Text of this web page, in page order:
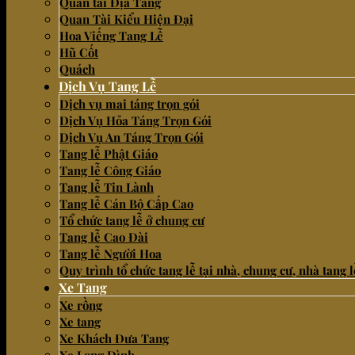
Quan Tài Kiểu Hiện Đại
Hoa Viếng Tang Lễ
Hũ Cốt
Quách
Dịch Vụ Tang Lễ
Dịch vụ mai táng trọn gói
Dịch Vụ Hỏa Táng Trọn Gói
Dịch Vụ An Táng Trọn Gói
Tang lễ Phật Giáo
Tang lễ Công Giáo
Tang lễ Tin Lành
Tang lễ Cán Bộ Cấp Cao
Tổ chức tang lễ ở chung cư
Tang lễ Cao Đài
Tang lễ Người Hoa
Quy trình tổ chức tang lễ tại nhà, chung cư, nhà tang
Xe Tang
Xe rồng
Xe tang
Xe Khách Đưa Tang